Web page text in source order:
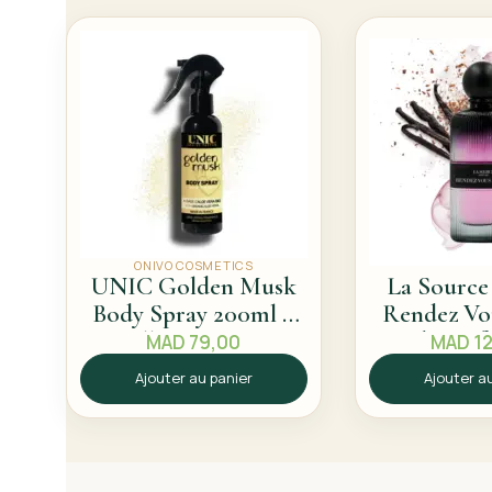
ONIVO COSMETICS
UNIC Golden Musk
Body Spray 200ml –
Sillage propre
MAD 79,00
Ajouter au panier
La
Rendez
Eau de
Sillage
MAD
Ajouter